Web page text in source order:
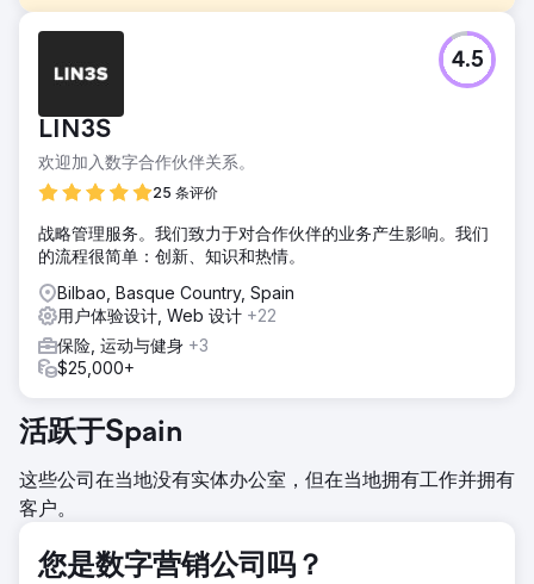
将一家汽车租赁公司从零开始定位在竞争力大于70%的行业。
所有业务地点的 SEO 业务策略。 SEO 内容策略与每个业务线
开发。站外 SEO 策略，针对业务量进行优化投资。
结果
地理位置相关业务关键词的首页定位。按业务验证 KPI 计费
210%。 6 个月内您的 DR 提高了 10 点。
前往营销公司页面
LIN3S
欢迎加入数字合作伙伴关系。
25 条评价
4.5
战略管理服务。我们致力于对合作伙伴的业务产生影响。我们
的流程很简单：创新、知识和热情。
Bilbao, Basque Country, Spain
用户体验设计, Web 设计 +22
保险, 运动与健身 +3
$25,000+
活跃于Spain
这些公司在当地没有实体办公室，但在当地拥有工作并拥有
客户。
您是数字营销公司吗？